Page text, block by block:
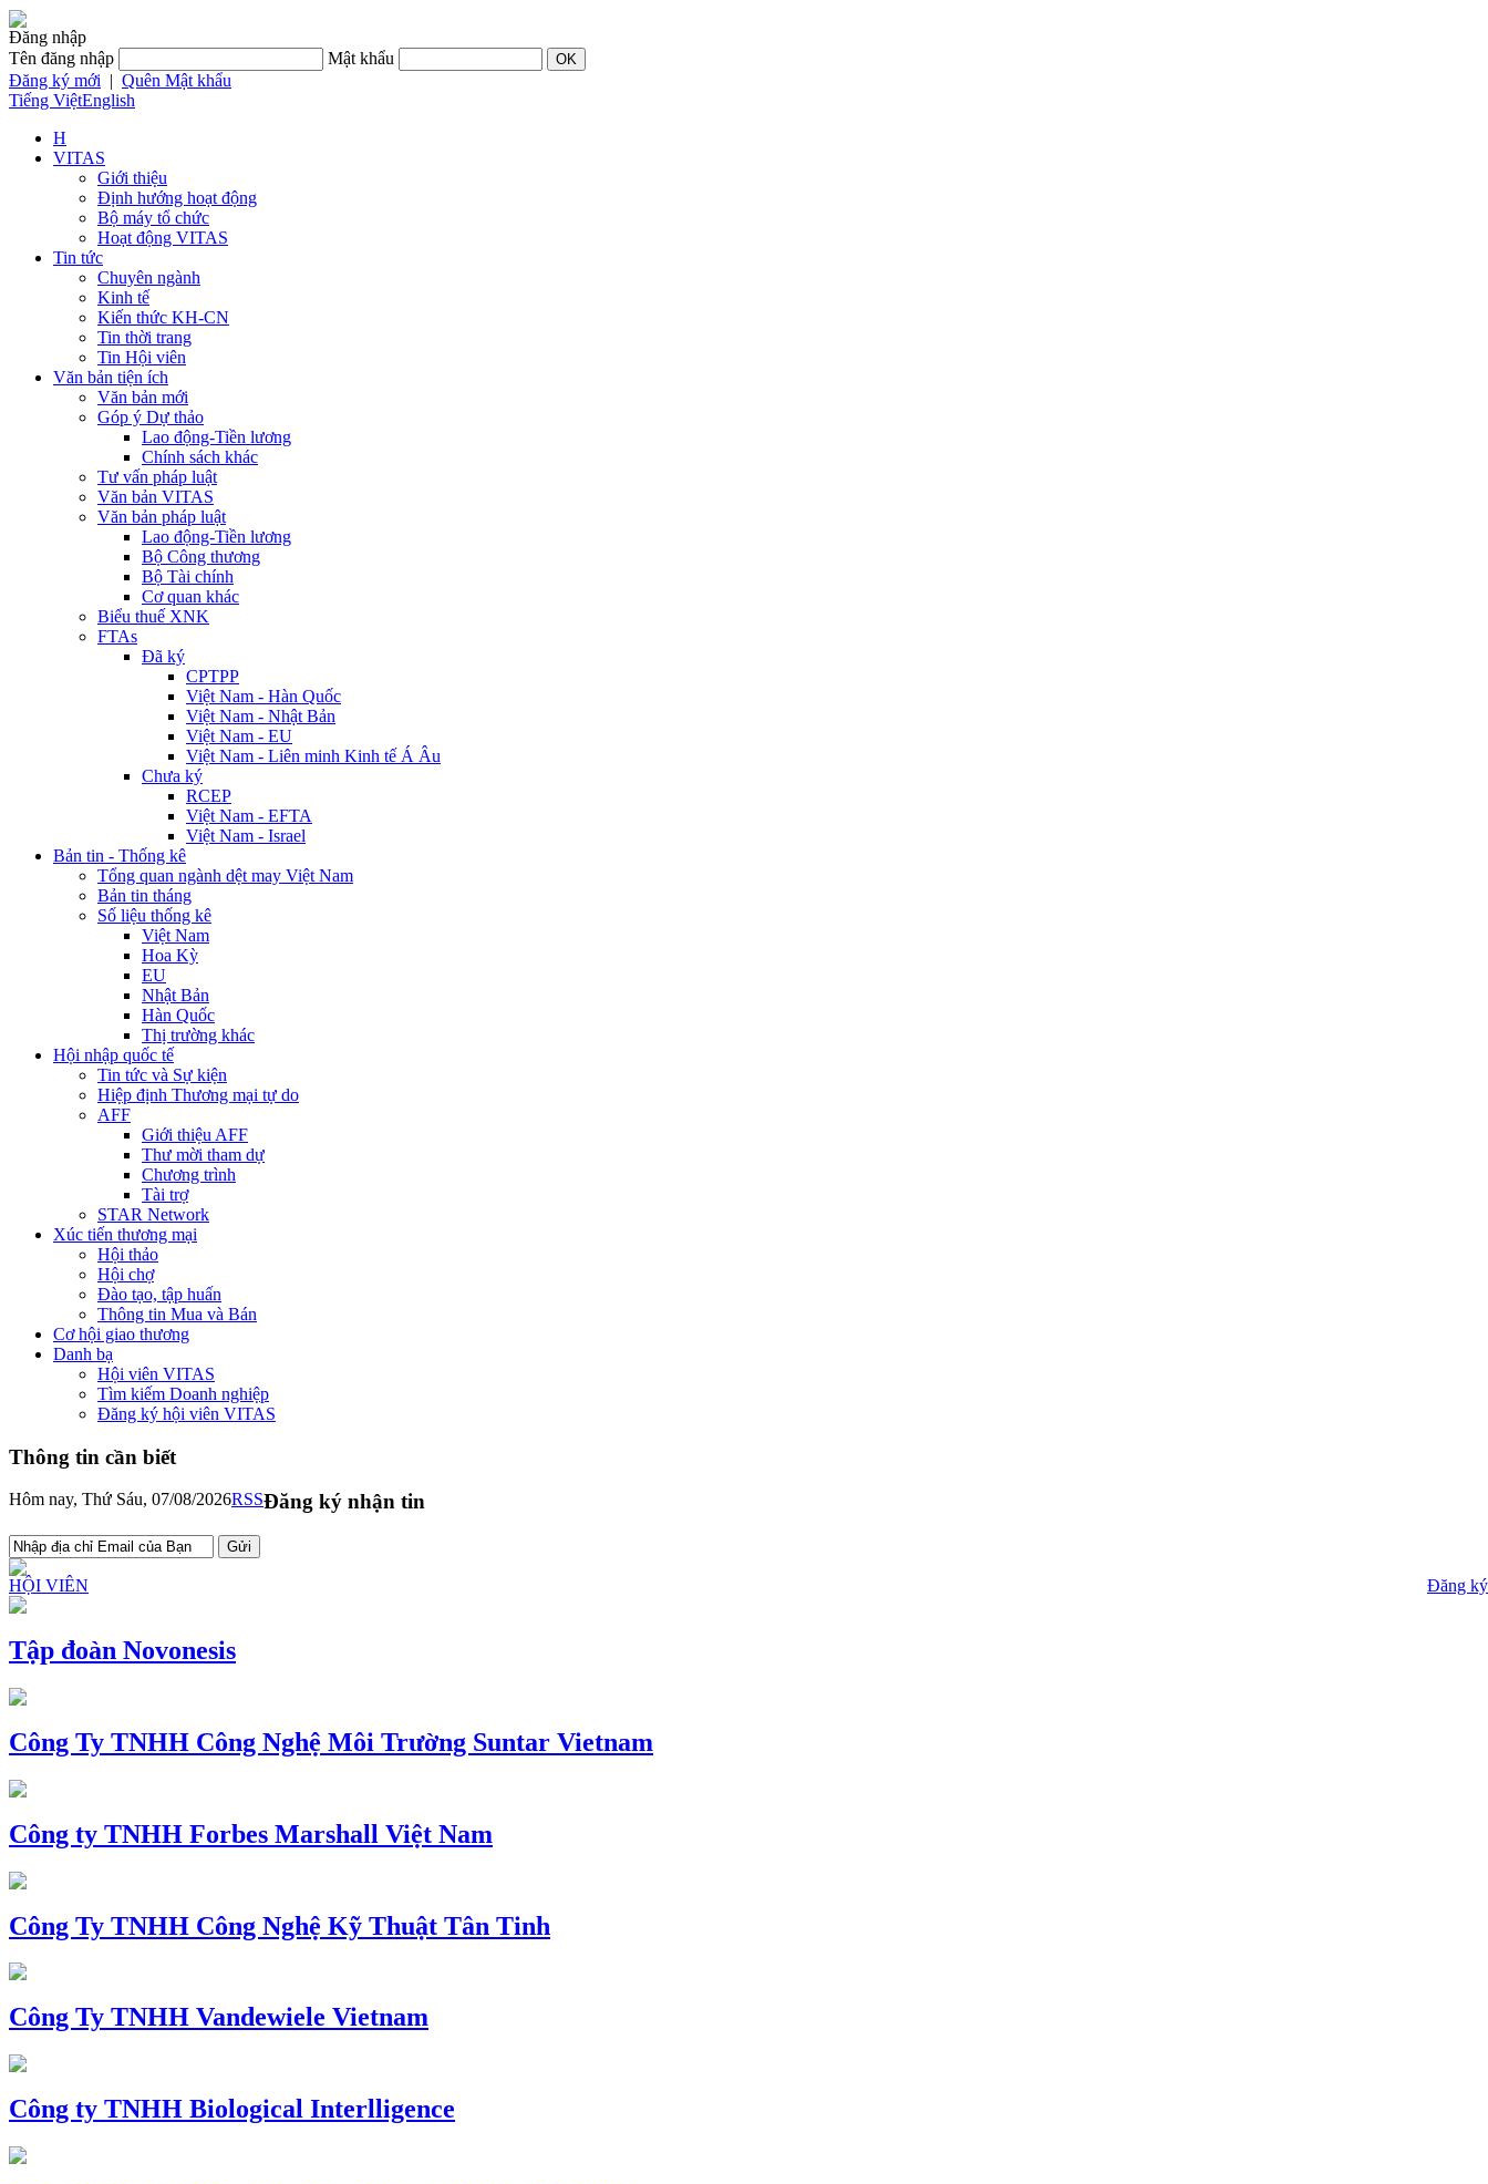
Đăng nhập
Tên đăng nhập
Mật khẩu
Đăng ký mới | Quên Mật khẩu
Tiếng ViệtEnglish
H
VITAS
Giới thiệu
Định hướng hoạt động
Bộ máy tổ chức
Hoạt động VITAS
Tin tức
Chuyên ngành
Kinh tế
Kiến thức KH-CN
Tin thời trang
Tin Hội viên
Văn bản tiện ích
Văn bản mới
Góp ý Dự thảo
Lao động-Tiền lương
Chính sách khác
Tư vấn pháp luật
Văn bản VITAS
Văn bản pháp luật
Lao động-Tiền lương
Bộ Công thương
Bộ Tài chính
Cơ quan khác
Biểu thuế XNK
FTAs
Đã ký
CPTPP
Việt Nam - Hàn Quốc
Việt Nam - Nhật Bản
Việt Nam - EU
Việt Nam - Liên minh Kinh tế Á Âu
Chưa ký
RCEP
Việt Nam - EFTA
Việt Nam - Israel
Bản tin - Thống kê
Tổng quan ngành dệt may Việt Nam
Bản tin tháng
Số liệu thống kê
Việt Nam
Hoa Kỳ
EU
Nhật Bản
Hàn Quốc
Thị trường khác
Hội nhập quốc tế
Tin tức và Sự kiện
Hiệp định Thương mại tự do
AFF
Giới thiệu AFF
Thư mời tham dự
Chương trình
Tài trợ
STAR Network
Xúc tiến thương mại
Hội thảo
Hội chợ
Đào tạo, tập huấn
Thông tin Mua và Bán
Cơ hội giao thương
Danh bạ
Hội viên VITAS
Tìm kiếm Doanh nghiệp
Đăng ký hội viên VITAS
Thông tin cần biết
Hôm nay, Thứ Sáu, 07/08/2026RSSĐăng ký nhận tin
HỘI VIÊN Đăng ký
Tập đoàn Novonesis
Công Ty TNHH Công Nghệ Môi Trường Suntar Vietnam
Công ty TNHH Forbes Marshall Việt Nam
Công Ty TNHH Công Nghệ Kỹ Thuật Tân Tinh
Công Ty TNHH Vandewiele Vietnam
Công ty TNHH Biological Interlligence